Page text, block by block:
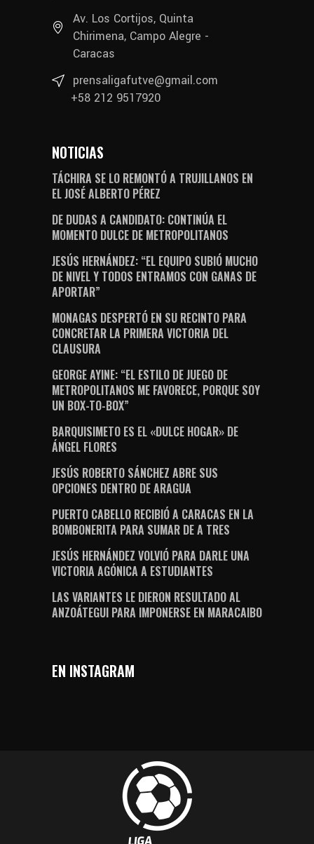
Av. Los Cortijos, Quinta
Chirimena, Campo Alegre -
Caracas
prensaligafutve@gmail.com
+58 212 9517920
NOTICIAS
TÁCHIRA SE LO REMONTÓ A TRUJILLANOS EN
EL JOSÉ ALBERTO PÉREZ
DE DUDAS A CANDIDATO: CONTINÚA EL
MOMENTO DULCE DE METROPOLITANOS
JESÚS HERNÁNDEZ: “EL EQUIPO SUBIÓ MUCHO
DE NIVEL Y TODOS ENTRAMOS CON GANAS DE
APORTAR”
MONAGAS DESPERTÓ EN SU RECINTO PARA
CONCRETAR LA PRIMERA VICTORIA DEL
CLAUSURA
GEORGE AYINE: “EL ESTILO DE JUEGO DE
METROPOLITANOS ME FAVORECE, PORQUE SOY
UN BOX-TO-BOX”
BARQUISIMETO ES EL «DULCE HOGAR» DE
ÁNGEL FLORES
JESÚS ROBERTO SÁNCHEZ ABRE SUS
OPCIONES DENTRO DE ARAGUA
PUERTO CABELLO RECIBIÓ A CARACAS EN LA
BOMBONERITA PARA SUMAR DE A TRES
JESÚS HERNÁNDEZ VOLVIÓ PARA DARLE UNA
VICTORIA AGÓNICA A ESTUDIANTES
LAS VARIANTES LE DIERON RESULTADO AL
ANZOÁTEGUI PARA IMPONERSE EN MARACAIBO
EN INSTAGRAM